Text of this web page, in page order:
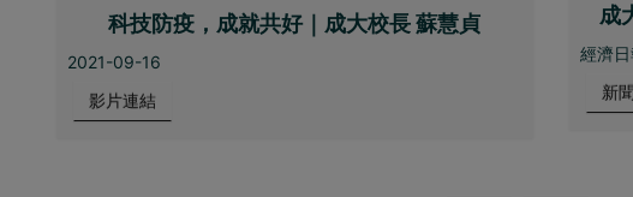
科技防疫，成就共好｜成大校長 蘇慧貞
2021-09-16
影片連結
成
經濟
新